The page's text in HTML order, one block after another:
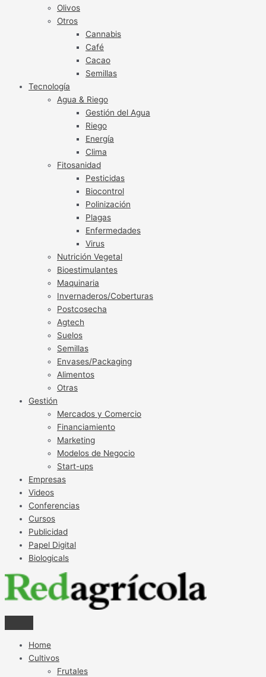
Olivos
Otros
Cannabis
Café
Cacao
Semillas
Tecnología
Agua & Riego
Gestión del Agua
Riego
Energía
Clima
Fitosanidad
Pesticidas
Biocontrol
Polinización
Plagas
Enfermedades
Virus
Nutrición Vegetal
Bioestimulantes
Maquinaria
Invernaderos/Coberturas
Postcosecha
Agtech
Suelos
Semillas
Envases/Packaging
Alimentos
Otras
Gestión
Mercados y Comercio
Financiamiento
Marketing
Modelos de Negocio
Start-ups
Empresas
Videos
Conferencias
Cursos
Publicidad
Papel Digital
Biologicals
Home
Cultivos
Frutales